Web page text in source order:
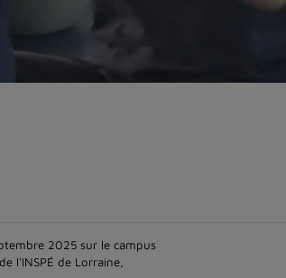
2025 sur le campus
l'INSPÉ de Lorraine,